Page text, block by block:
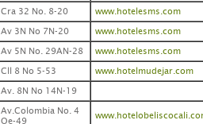
Cra 32 No. 8-20
www.hotelesms.com
Av 3N No 7N-20
www.hotelesms.com
Av 5N No. 29AN-28
www.hotelesms.com
Cll 8 No 5-53
www.hotelmudejar.com
Av. 8N No 14N-19
Av.Colombia No. 4
Oe-49